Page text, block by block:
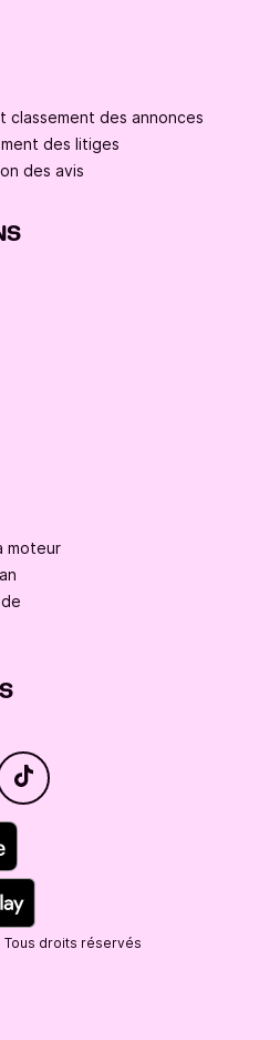
classement des annonces
des litiges
des avis
moteur
droits réservés